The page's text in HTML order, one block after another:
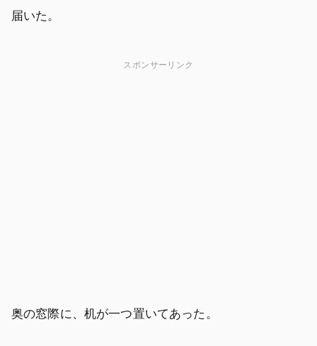
届いた。
スポンサーリンク
奥の窓際に、机が一つ置いてあった。